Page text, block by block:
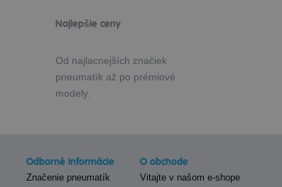
Najlepšie ceny
Od najlacnejších značiek
pneumatík až po prémiové
modely.
Odborné informácie
Značenie pneumatík
O obchode
Vitajte v našom e-shope